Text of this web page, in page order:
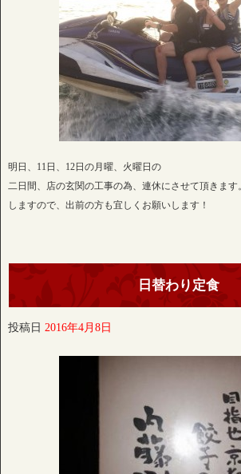
明日、11日、12日の月曜、火曜日の
二日間、店の玄関の工事の為、連休にさせて頂きま
しますので、出前の方も宜しくお願いします！
日替わり定食
投稿日 2016年4月8日